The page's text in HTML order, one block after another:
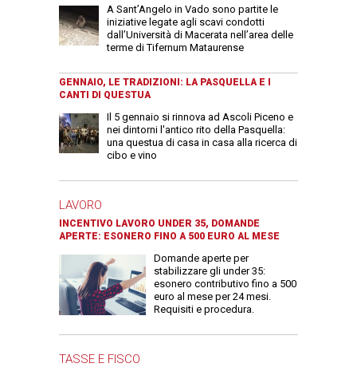
A Sant’Angelo in Vado sono partite le
iniziative legate agli scavi condotti
dall’Università di Macerata nell’area delle
terme di Tifernum Mataurense
GENNAIO, LE TRADIZIONI: LA PASQUELLA E I
CANTI DI QUESTUA
Il 5 gennaio si rinnova ad Ascoli Piceno e
nei dintorni l'antico rito della Pasquella:
una questua di casa in casa alla ricerca di
cibo e vino
LAVORO
INCENTIVO LAVORO UNDER 35, DOMANDE
APERTE: ESONERO FINO A 500 EURO AL MESE
Domande aperte per
stabilizzare gli under 35:
esonero contributivo fino a 500
euro al mese per 24 mesi.
Requisiti e procedura.
TASSE E FISCO